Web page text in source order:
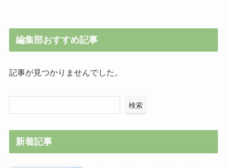
編集部おすすめ記事
記事が見つかりませんでした。
検索
新着記事